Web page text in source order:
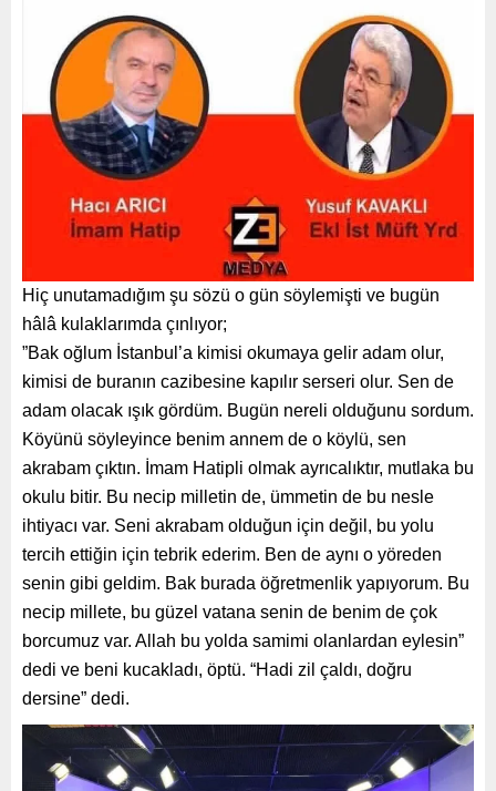
Hiç unutamadığım şu sözü o gün söylemişti ve bugün
hâlâ kulaklarımda çınlıyor;
”Bak oğlum İstanbul’a kimisi okumaya gelir adam olur,
kimisi de buranın cazibesine kapılır serseri olur. Sen de
adam olacak ışık gördüm. Bugün nereli olduğunu sordum.
Köyünü söyleyince benim annem de o köylü, sen
akrabam çıktın. İmam Hatipli olmak ayrıcalıktır, mutlaka bu
okulu bitir. Bu necip milletin de, ümmetin de bu nesle
ihtiyacı var. Seni akrabam olduğun için değil, bu yolu
tercih ettiğin için tebrik ederim. Ben de aynı o yöreden
senin gibi geldim. Bak burada öğretmenlik yapıyorum. Bu
necip millete, bu güzel vatana senin de benim de çok
borcumuz var. Allah bu yolda samimi olanlardan eylesin”
dedi ve beni kucakladı, öptü. “Hadi zil çaldı, doğru
dersine” dedi.